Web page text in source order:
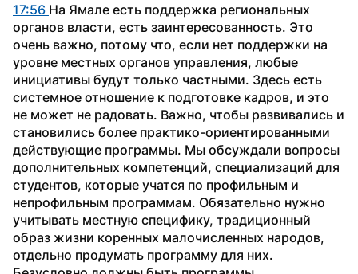
17:56 На Ямале есть поддержка региональных
органов власти, есть заинтересованность. Это
очень важно, потому что, если нет поддержки на
уровне местных органов управления, любые
инициативы будут только частными. Здесь есть
системное отношение к подготовке кадров, и это
не может не радовать. Важно, чтобы развивались и
становились более практико-ориентированными
действующие программы. Мы обсуждали вопросы
дополнительных компетенций, специализаций для
студентов, которые учатся по профильным и
непрофильным программам. Обязательно нужно
учитывать местную специфику, традиционный
образ жизни коренных малочисленных народов,
отдельно продумать программу для них.